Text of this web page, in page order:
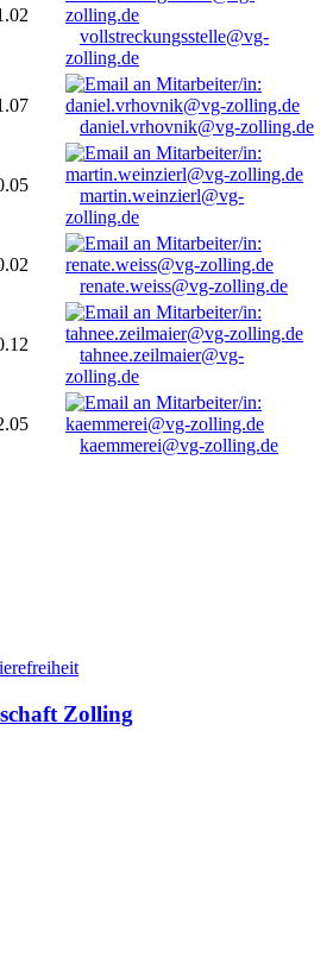
vollstreckungsstelle@vg-
zolling.de
daniel.vrhovnik@vg-zolling.de
martin.weinzierl@vg-
zolling.de
renate.weiss@vg-zolling.de
tahnee.zeilmaier@vg-
zolling.de
kaemmerei@vg-zolling.de
Zolling